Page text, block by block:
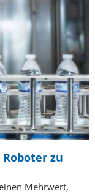
zu
Mehrwert,